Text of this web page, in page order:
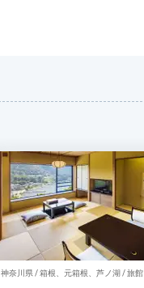
神奈川県 / 箱根、元箱根、芦ノ湖 / 旅館